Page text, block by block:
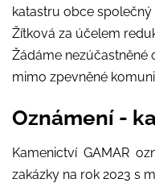
katastru obce
Žítková za účelem
Žádáme nezúčastněné
mimo zpevněné
Oznámení -
Kamenictví GAMAR
zakázky na rok 2023 s